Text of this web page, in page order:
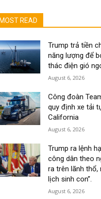
MOST READ
Trump trả tiền
năng lượng để
thác điện gió
August 6, 2026
Công đoàn
quy định xe tải
California
August 6, 2026
Trump ra lệnh
công dân theo
ra trên lãnh thổ,
lịch sinh con”.
August 6, 2026